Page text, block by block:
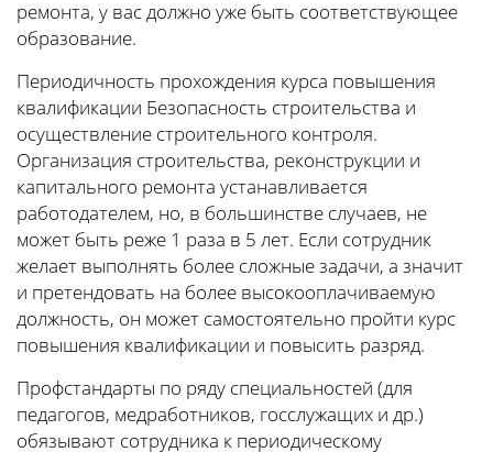
ремонта, у вас должно уже быть соответствующее
образование.
Периодичность прохождения курса повышения
квалификации Безопасность строительства и
осуществление строительного контроля.
Организация строительства, реконструкции и
капитального ремонта устанавливается
работодателем, но, в большинстве случаев, не
может быть реже 1 раза в 5 лет. Если сотрудник
желает выполнять более сложные задачи, а значит
и претендовать на более высокооплачиваемую
должность, он может самостоятельно пройти курс
повышения квалификации и повысить разряд.
Профстандарты по ряду специальностей (для
педагогов, медработников, госслужащих и др.)
обязывают сотрудника к периодическому